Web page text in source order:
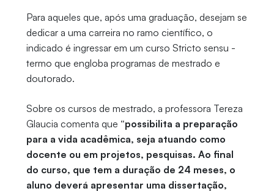
Para aqueles que, após uma graduação, desejam se
dedicar a uma carreira no ramo científico, o
indicado é ingressar em um curso Stricto sensu -
termo que engloba programas de mestrado e
doutorado.
Sobre os cursos de mestrado, a professora Tereza
Glaucia comenta que “possibilita a preparação
para a vida acadêmica, seja atuando como
docente ou em projetos, pesquisas. Ao final
do curso, que tem a duração de 24 meses, o
aluno deverá apresentar uma dissertação,